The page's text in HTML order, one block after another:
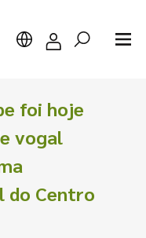
foi hoje
vogal
do Centro